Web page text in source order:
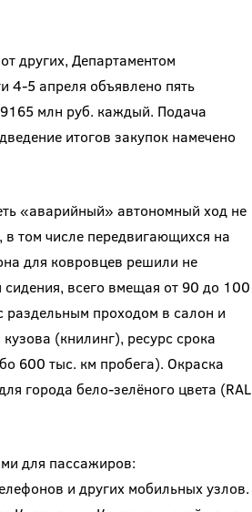
других, Департаментом
4-5 апреля объявлено пять
млн руб. каждый. Подача
итогов закупок намечено
«аварийный» автономный ход не
том числе передвигающихся на
для ковровцев решили не
всего вмещая от 90 до 100
раздельным проходом в салон и
(книлинг), ресурс срока
600 тыс. км пробега). Окраска
города бело-зелёного цвета (RAL
для пассажиров:
и других мобильных узлов.